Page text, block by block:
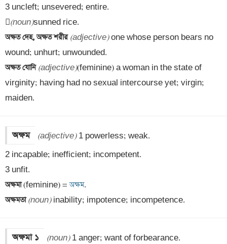
3 uncleft; unsevered; entire.
(noun)
অক্ষত দেহ, অক্ষত শরীর (adjective) one whose person bears no
অক্ষত যোনি (adjective)(feminine) a woman in the state of
virginity; having had no sexual intercourse yet; virgin;
maiden.
অক্ষম (adjective) 1 powerless; weak.
2 incapable; inefficient; incompetent.
অক্ষমা (feminine) = অক্ষম
অক্ষমতা (noun) inability; impotence; incompetence.
অক্ষমা ১ (noun) 1 anger; want of forbearance.